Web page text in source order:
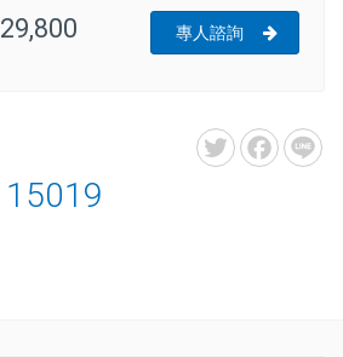
29,800 專人諮詢
15019